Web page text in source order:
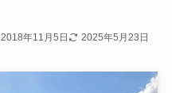
2018年11月5日 2025年5月23日